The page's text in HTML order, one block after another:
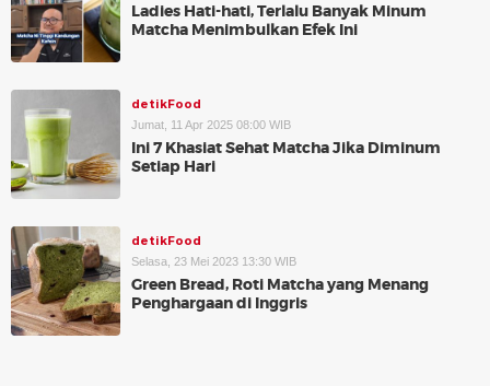
Ladies Hati-hati, Terlalu Banyak Minum
Matcha Menimbulkan Efek Ini
detikFood
Jumat, 11 Apr 2025 08:00 WIB
Ini 7 Khasiat Sehat Matcha Jika Diminum
Setiap Hari
detikFood
Selasa, 23 Mei 2023 13:30 WIB
Green Bread, Roti Matcha yang Menang
Penghargaan di Inggris